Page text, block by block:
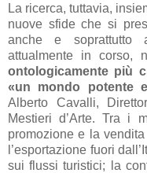
La ricerca, tuttavia,
nuove sfide che si
anche e soprattutto
attualmente in corso,
ontologicamente più
«un mondo potente
Alberto Cavalli,
Mestieri d’Arte. Tra i
promozione e la vendita
l’esportazione fuori
sui flussi turistici; la